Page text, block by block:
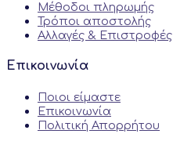
Μέθοδοι πληρωμής
Τρόποι αποστολής
Αλλαγές & Επιστροφές
Επικοινωνία
Ποιοι είμαστε
Επικοινωνία
Πολιτική Απορρήτου